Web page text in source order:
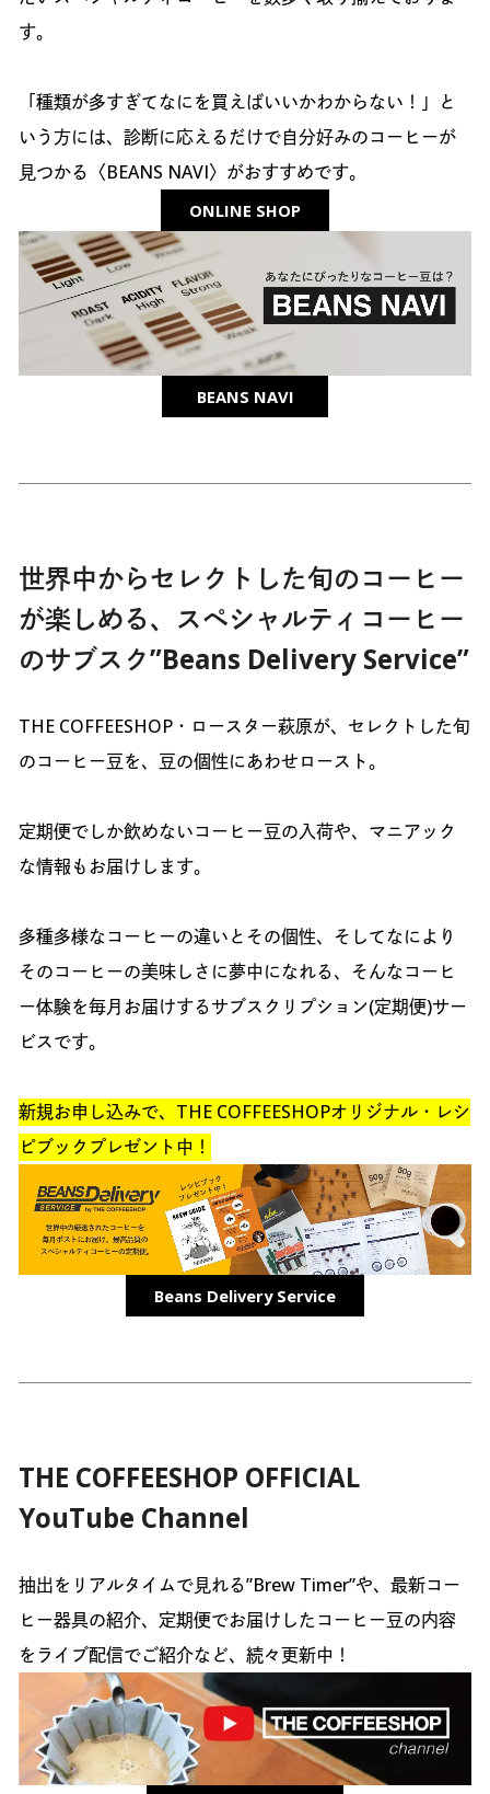
す。
「種類が多すぎてなにを買えばいいかわからない！」と
いう方には、診断に応えるだけで自分好みのコーヒーが
見つかる〈BEANS NAVI〉がおすすめです。
ONLINE SHOP
BEANS NAVI
世界中からセレクトした旬のコーヒー
が楽しめる、スペシャルティコーヒー
のサブスク”Beans Delivery Service”
THE COFFEESHOP・ロースター萩原が、セレクトした旬
のコーヒー豆を、豆の個性にあわせロースト。
定期便でしか飲めないコーヒー豆の入荷や、マニアック
な情報もお届けします。
多種多様なコーヒーの違いとその個性、そしてなにより
そのコーヒーの美味しさに夢中になれる、そんなコーヒ
ー体験を毎月お届けするサブスクリプション(定期便)サー
ビスです。
新規お申し込みで、THE COFFEESHOPオリジナル・レシ
ピブックプレゼント中！
Beans Delivery Service
THE COFFEESHOP OFFICIAL
YouTube Channel
抽出をリアルタイムで見れる”Brew Timer”や、最新コー
ヒー器具の紹介、定期便でお届けしたコーヒー豆の内容
をライブ配信でご紹介など、続々更新中！